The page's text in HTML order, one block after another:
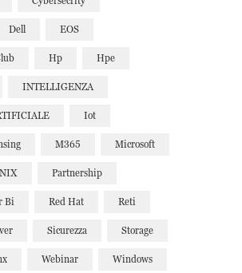
Dell EOS
Hp Hpe
INTELLIGENZA
Iot
M365 Microsoft
Partnership
Bi Red Hat Reti
Sicurezza Storage
Webinar Windows